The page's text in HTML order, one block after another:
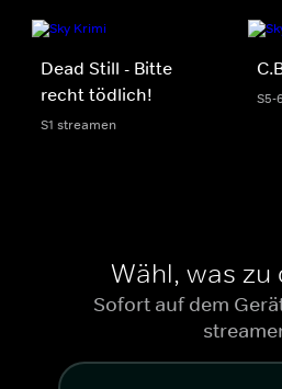
Dead Still - Bitte
recht tödlich!
S1 streamen
S5-
Wähl, was zu
Sofort auf dem